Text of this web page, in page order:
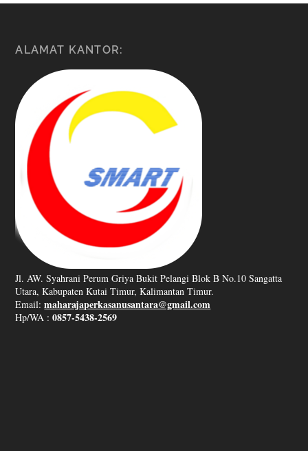
ALAMAT KANTOR:
Jl. AW. Syahrani Perum Griya Bukit Pelangi Blok B No.10 Sangatta
Utara, Kabupaten Kutai Timur, Kalimantan Timur.
Email:maharajaperkasanusantara@gmail.com
Hp/WA :0857-5438-2569